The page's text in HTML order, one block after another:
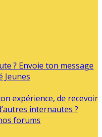
? Envoie ton message
Jeunes
expérience, de recevoir
internautes ?
forums